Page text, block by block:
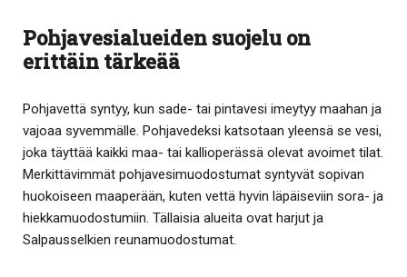
Pohjavesialueiden suojelu on
erittäin tärkeää
Pohjavettä syntyy, kun sade- tai pintavesi imeytyy maahan ja
vajoaa syvemmälle. Pohjavedeksi katsotaan yleensä se vesi,
joka täyttää kaikki maa- tai kallioperässä olevat avoimet tilat.
Merkittävimmät pohjavesimuodostumat syntyvät sopivan
huokoiseen maaperään, kuten vettä hyvin läpäiseviin sora- ja
hiekkamuodostumiin. Tällaisia alueita ovat harjut ja
Salpausselkien reunamuodostumat.